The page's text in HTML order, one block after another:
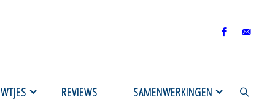
REVIEWS SAMENWERKINGEN